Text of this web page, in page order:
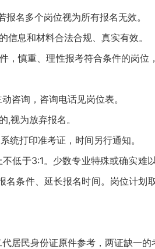
名多个岗位视为所有报名无效。
息和材料合法合规、真实有效。
慎重、理性报考符合条件的岗位
询，咨询电话见岗位表。
为放弃报名。
打印准考证，时间另行通知。
于3:1。少数专业特殊或确实难
条件、延长报名时间。岗位计
民身份证原件参考，两证缺一的